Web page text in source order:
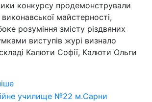
конкурсу продемонстрували
майстерності,
розуміння змісту різдвяних
виступів журі визнало
Калюти Софії, Калюти Ольги